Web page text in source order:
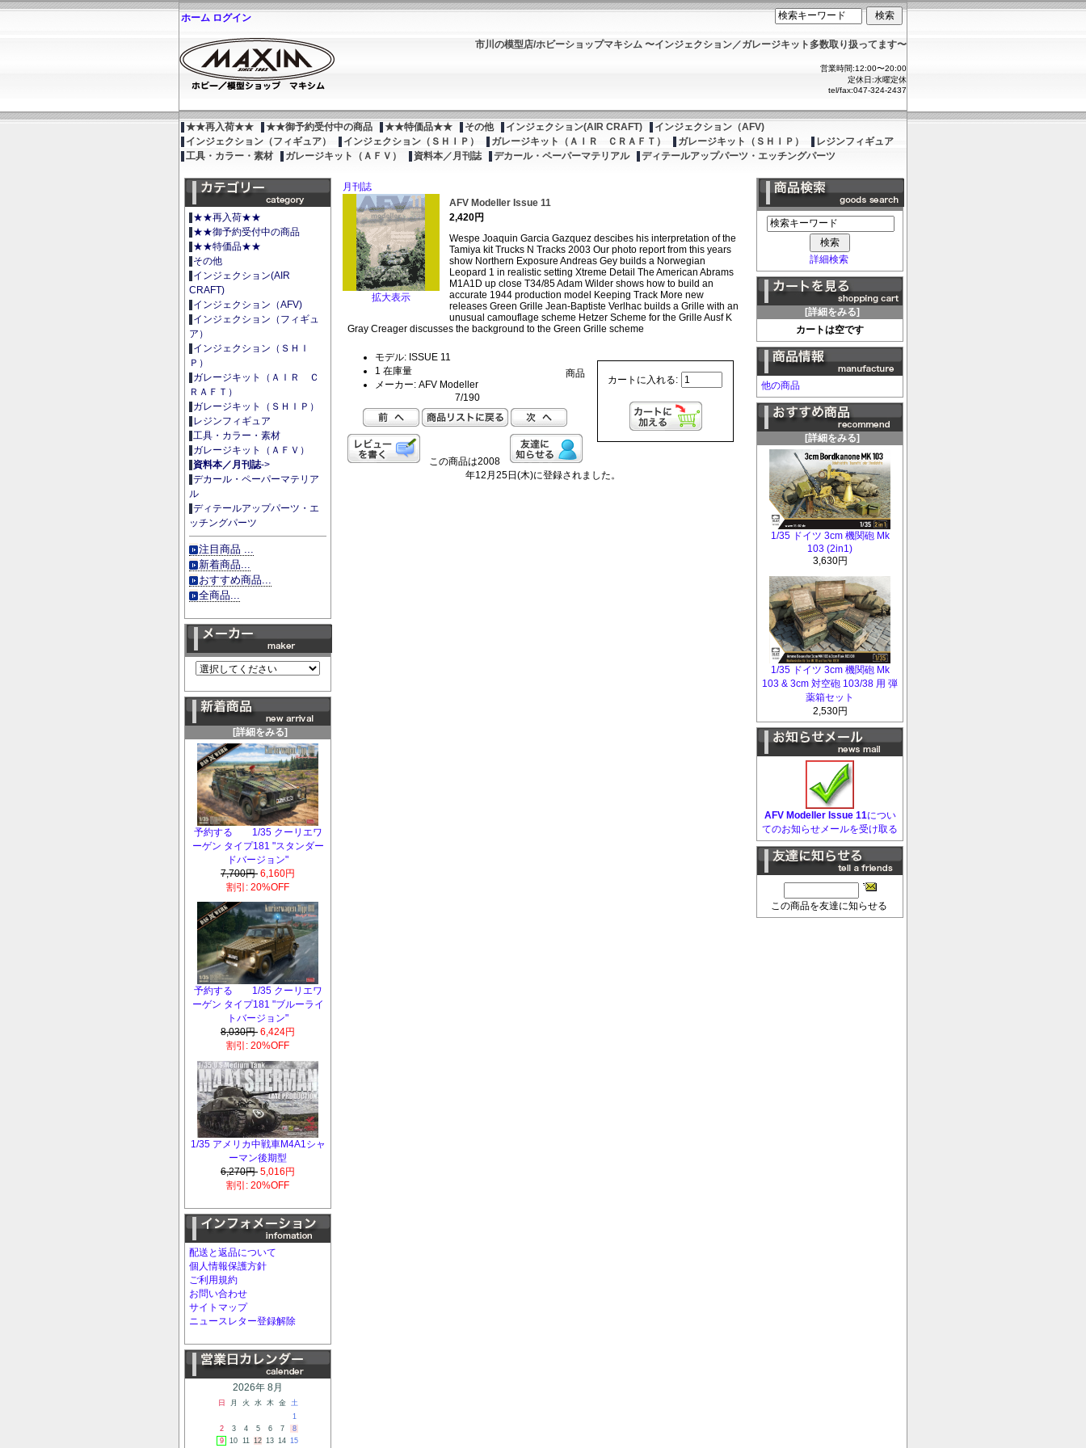
ホーム ログイン
市川の模型店/ホビーショップマキシム 〜インジェクション／ガレージキット多数取り扱ってます〜
営業時間:12:00〜20:00
定休日:水曜定休
tel/fax:047-324-2437
★★再入荷★★ ★★御予約受付中の商品 ★★特価品★★ その他 インジェクション(AIR CRAFT)
インジェクション（AFV)
インジェクション（フィギュア）
インジェクション（ＳＨＩＰ） ガレージキット（ＡＩＲ ＣＲＡＦＴ） ガレージキット（ＳＨＩＰ）
レジンフィギュア
工具・カラー・素材
ガレージキット（ＡＦＶ） 資料本／月刊誌 デカール・ペーパーマテリアル ディテールアップパーツ・エッチングパーツ
★★再入荷★★
★★御予約受付中の商品
★★特価品★★
その他
インジェクション(AIR
CRAFT)
インジェクション（AFV)
インジェクション（フィギュ
ア）
インジェクション（ＳＨＩ
Ｐ）
ガレージキット（ＡＩＲ Ｃ
ＲＡＦＴ）
ガレージキット（ＳＨＩＰ）
レジンフィギュア
工具・カラー・素材
ガレージキット（ＡＦＶ）
資料本／月刊誌->
デカール・ペーパーマテリア
ル
ディテールアップパーツ・エ
ッチングパーツ
注目商品 ...
新着商品...
おすすめ商品...
全商品...
[詳細をみる]
予約する 1/35 クーリエワ
ーゲン タイプ181 "スタンダー
ドバージョン"
7,700円 6,160円
割引: 20%OFF
予約する 1/35 クーリエワ
ーゲン タイプ181 "ブルーライ
トバージョン"
8,030円 6,424円
割引: 20%OFF
1/35 アメリカ中戦車M4A1シャ
ーマン後期型
6,270円 5,016円
割引: 20%OFF
配送と返品について
個人情報保護方針
ご利用規約
お問い合わせ
サイトマップ
ニュースレター登録解除
2026年 8月
日 月 火 水 木 金
土
1
2
3 4 5 6 7
8
9
10 11 12 13 14 15
月刊誌
拡大表示
AFV Modeller Issue 11
2,420円
Wespe Joaquin Garcia Gazquez descibes his interpretation of the
Tamiya kit Trucks N Tracks 2003 Our photo report from this years
show Northern Exposure Andreas Gey builds a Norwegian
Leopard 1 in realistic setting Xtreme Detail The American Abrams
M1A1D up close T34/85 Adam Wilder shows how to build an
accurate 1944 production model Keeping Track More new
releases Green Grille Jean-Baptiste Verlhac builds a Grille with an
unusual camouflage scheme Hetzer Scheme for the Grille Ausf K
Gray Creager discusses the background to the Green Grille scheme
カートに入れる:
モデル: ISSUE 11
1 在庫量
メーカー: AFV Modeller
商品
7/190
この商品は2008
年12月25日(木)に登録されました。
詳細検索
[詳細をみる]
カートは空です
他の商品
[詳細をみる]
1/35 ドイツ 3cm 機関砲 Mk
103 (2in1)
3,630円
1/35 ドイツ 3cm 機関砲 Mk
103 & 3cm 対空砲 103/38 用 弾
薬箱セット
2,530円
AFV Modeller Issue 11につい
てのお知らせメールを受け取る
この商品を友達に知らせる